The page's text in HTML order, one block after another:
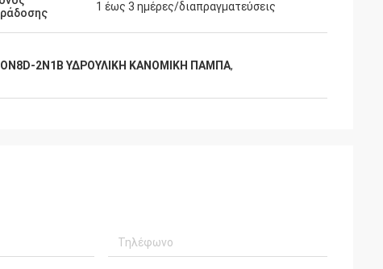
1 έως 3 ημέρες/διαπραγματεύσεις
ON8D-2N1B ΥΔΡΟΥΛΙΚΗ ΚΑΝΟΜΙΚΗ ΠΑΜΠΑ,